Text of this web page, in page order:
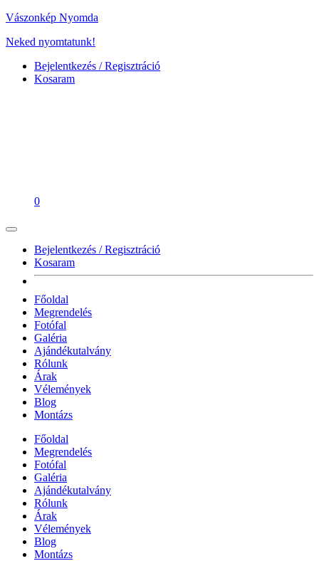
Vászonkép Nyomda
Neked nyomtatunk!
Bejelentkezés / Regisztráció
Kosaram
0
Bejelentkezés / Regisztráció
Kosaram
Főoldal
Megrendelés
Fotófal
Galéria
Ajándékutalvány
Rólunk
Árak
Vélemények
Blog
Montázs
Főoldal
Megrendelés
Fotófal
Galéria
Ajándékutalvány
Rólunk
Árak
Vélemények
Blog
Montázs